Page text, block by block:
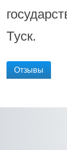
Туск.
Отзывы